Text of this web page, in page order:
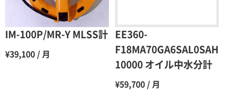
5ヶ月
6ヶ月 65％（割引率35％）
60％（割引率 40％）
55％（割引率45％）
50％（割引率50％）
IM-100P/MR-Y MLSS計
¥39,100 / 月
EE360-
F18MA70GA6SAL0SAH
10000 オイル中水分計
¥59,700 / 月